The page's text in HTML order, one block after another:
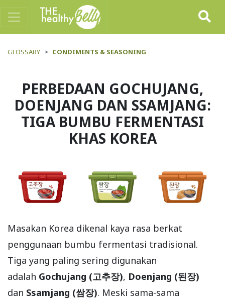
GLOSSARY CONDIMENTS & SEASONING
PERBEDAAN GOCHUJANG,
DOENJANG DAN SSAMJANG:
TIGA BUMBU FERMENTASI
KHAS KOREA
Masakan Korea dikenal kaya rasa berkat
penggunaan bumbu fermentasi tradisional.
Tiga yang paling sering digunakan
adalah Gochujang (고추장), Doenjang (된장)
dan Ssamjang (쌈장). Meski sama-sama